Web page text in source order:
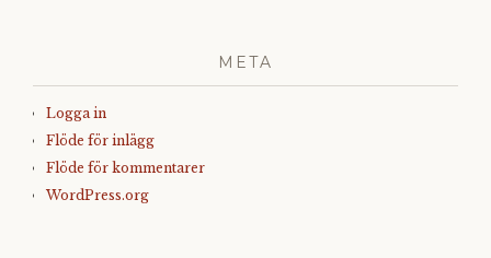
META
Logga in
Flöde för inlägg
Flöde för kommentarer
WordPress.org